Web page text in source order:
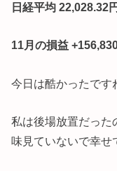
日経平均 22,028.32
11月の損益
今日は酷かったです
私は後場放置だった
味見ていないで幸せ